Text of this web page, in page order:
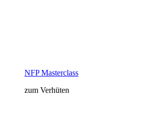
NFP Masterclass
zum Verhüten